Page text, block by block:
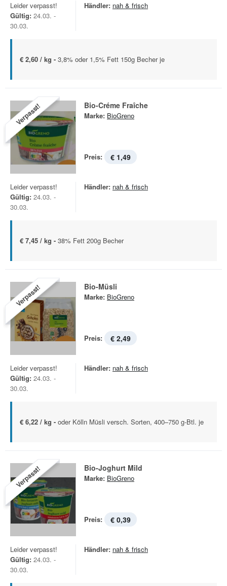
Leider verpasst!
Gültig: 24.03. -
30.03.
Händler: nah & frisch
€ 2,60 / kg - 3,8% oder 1,5% Fett 150g Becher je
Verpasst! Bio-Créme Fraîche
Marke: BioGreno
Preis: € 1,49
Leider verpasst!
Gültig: 24.03. -
30.03.
Händler: nah & frisch
€ 7,45 / kg - 38% Fett 200g Becher
Verpasst! Bio-Müsli
Marke: BioGreno
Preis: € 2,49
Leider verpasst!
Gültig: 24.03. -
30.03.
Händler: nah & frisch
€ 6,22 / kg - oder Kölln Müsli versch. Sorten, 400–750 g-Btl. je
Verpasst! Bio-Joghurt Mild
Marke: BioGreno
Preis: € 0,39
Leider verpasst!
Gültig: 24.03. -
30.03.
Händler: nah & frisch